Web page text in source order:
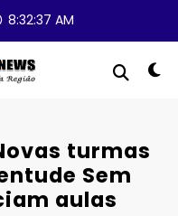
8:32:37 AM
turmas
Sem
aulas